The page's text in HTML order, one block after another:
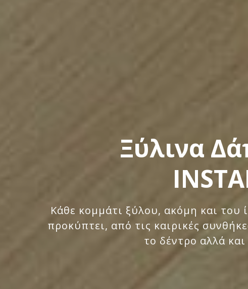
Ξύλινα
Κάθε κομμάτι ξύλου, ακόμη και
προκύπτει, από τις καιρικές
το δέντρο αλλά